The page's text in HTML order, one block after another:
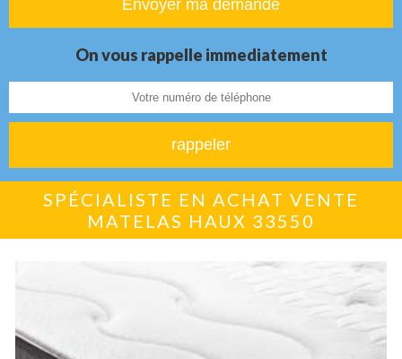
On vous rappelle immediatement
SPÉCIALISTE EN ACHAT VENTE
MATELAS HAUX 33550